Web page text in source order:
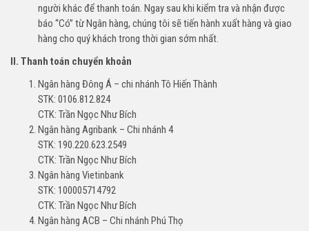
người khác để thanh toán. Ngay sau khi kiểm tra và nhận được
báo “Có” từ Ngân hàng, chúng tôi sẽ tiến hành xuất hàng và giao
hàng cho quý khách trong thời gian sớm nhất.
II. Thanh toán chuyển khoản
Ngân hàng Đông Á – chi nhánh Tô Hiến Thành
STK: 0106.812.824
CTK: Trần Ngọc Như Bích
Ngân hàng Agribank – Chi nhánh 4
STK: 190.220.623.2549
CTK: Trần Ngọc Như Bích
Ngân hàng Vietinbank
STK: 100005714792
CTK: Trần Ngọc Như Bích
Ngân hàng ACB – Chi nhánh Phú Thọ